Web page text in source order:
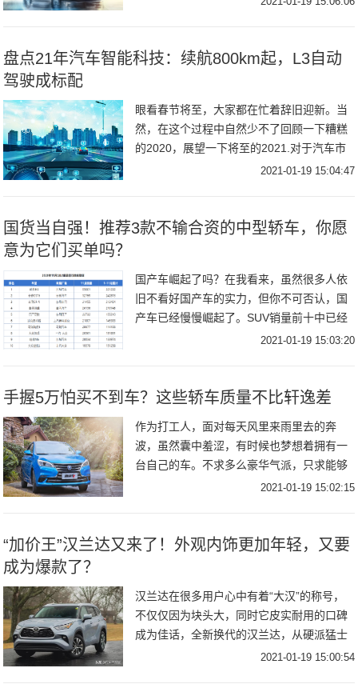
盘点21年汽车智能科技：续航800km起，L3自动
驾驶成标配
眼看春节将至，大家都在忙着辞旧迎新。当
然，在这个过程中自然少不了回顾一下糟糕
的2020，展望一下将至的2021.对于汽车市
场来说，无论是燃油车还是新能源战场，都
2021-01-19 15:04:47
国货当自强！推荐3款不输合资的中型轿车，你愿
意为它们买单吗？
国产车崛起了吗？在我看来，虽然很多人依
旧不看好国产车的实力，但你不可否认，国
产车已经慢慢崛起了。SUV销量前十中已经
有5款车来自国产，而且哈弗H6和长安CS75
2021-01-19 15:03:20
手握5万怕买不到车？这些轿车质量不比轩逸差
作为打工人，面对每天风里来雨里去的奔
波，虽然囊中羞涩，有时候也梦想着拥有一
台自己的车。不求多么豪华气派，只求能够
遮风挡雨。下面这4款车，只要5万左右，便
2021-01-19 15:02:15
“加价王”汉兰达又来了！外观内饰更加年轻，又要
成为爆款了？
汉兰达在很多用户心中有着“大汉”的称号，
不仅仅因为块头大，同时它皮实耐用的口碑
成为佳话，全新换代的汉兰达，从硬派猛士
变成了都市型男，如此俊男的形象依旧深受
2021-01-19 15:00:54